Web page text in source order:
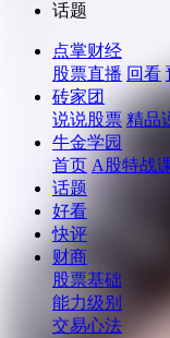
话题
点掌财经
股票直播 回看
砖家团
说说股票 精品
牛金学园
首页 A股特战
话题
好看
快评
财商
股票基础
能力级别
交易心法